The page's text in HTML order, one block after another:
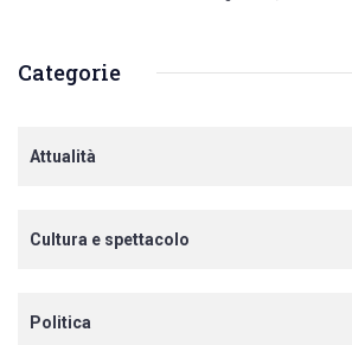
Categorie
Attualità
Cultura e spettacolo
Politica